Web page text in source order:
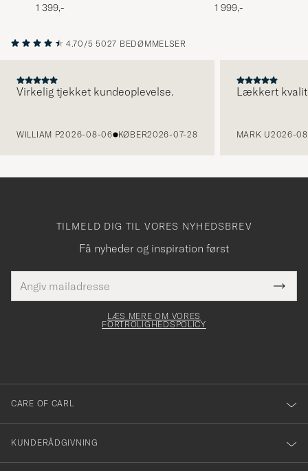
1 399,- 1 999,-
4.70/5 5027 BEDØMMELSER
Virkelig tjekket kundeoplevelse.
WILLIAM P2026-08-06 KØBER2026-07-28
Lækkert
MARK U2026-
TILMELD DIG TIL VORES NYHEDSBREV
Få nyheder og inspiration først
mailadresse
skal
Tack
för
dig
till
vårt
nyhetsbrev!
LÆS MERE OM VORES
FORTROLIGHEDSPOLICY
CARE OF CARL
KUNDERÅDGIVNING